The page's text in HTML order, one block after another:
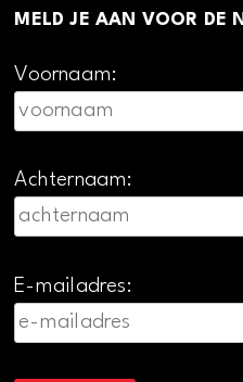
MELD JE AAN VOOR DE
Voornaam:
Achternaam:
E-mailadres: